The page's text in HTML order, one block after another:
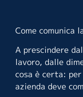
Come comunica
A prescindere
lavoro, dalle
cosa è certa:
azienda deve